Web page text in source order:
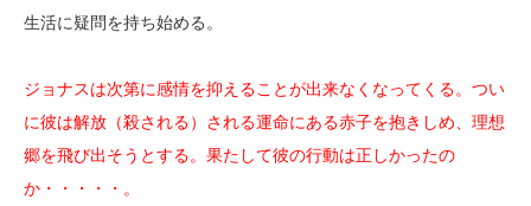
生活に疑問を持ち始める。
ジョナスは次第に感情を抑えることが出来なくなってくる。つい
に彼は解放（殺される）される運命にある赤子を抱きしめ、理想
郷を飛び出そうとする。果たして彼の行動は正しかったの
か・・・・・。